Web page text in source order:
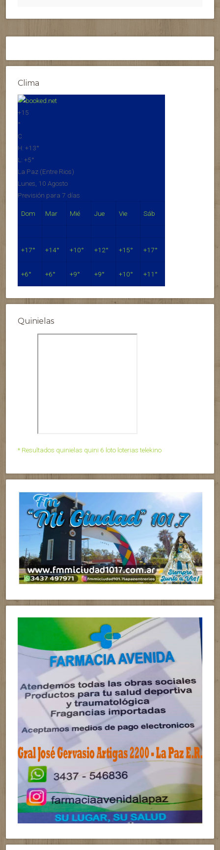
Clima
+15
°
C
H: +13°
L: +5°
La Paz (Entre Rios)
Lunes, 10 Agosto
Previsión para 7 días
Dom Mar Mié Jue Vie Sáb
+17° +14° +10° +12° +15° +17°
+6° +6° +9° +9° +10° +11°
Quinielas
* Resultados quinielas quini 6 loto loterias telekino